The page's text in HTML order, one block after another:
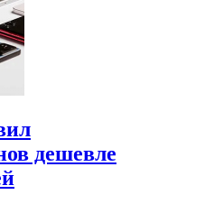
дешевле